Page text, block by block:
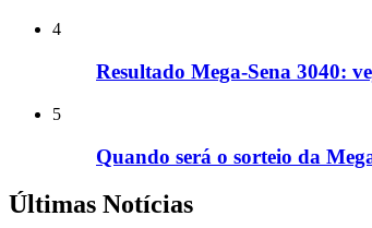
4
Resultado Mega-Sena 3040:
5
Quando será o sorteio da
Últimas Notícias